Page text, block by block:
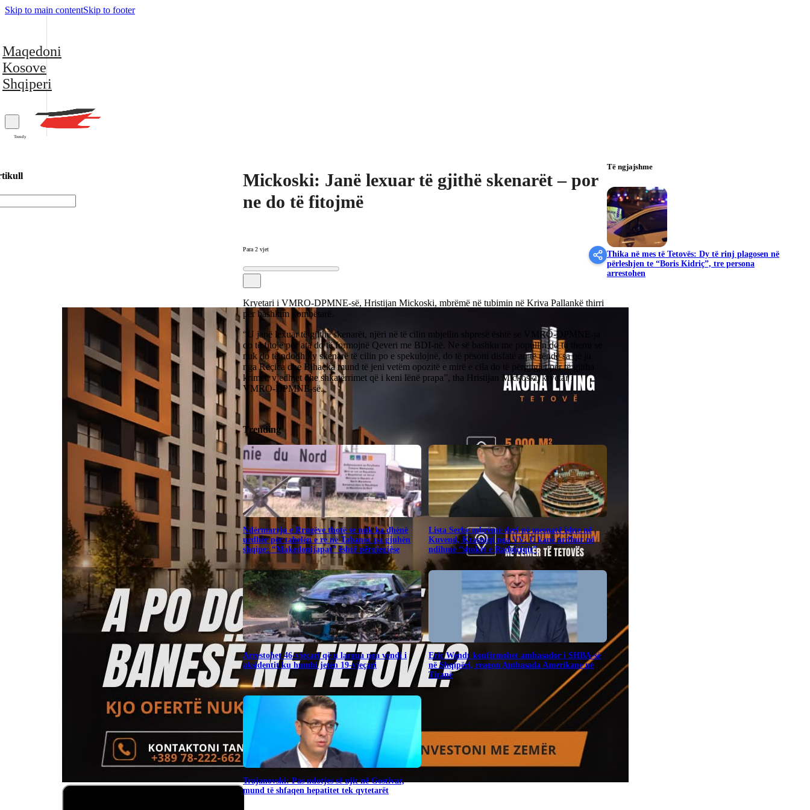
Skip to main contentSkip to footer
Maqedoni
Kosove
Shqiperi
Trendy
Mickoski: Janë lexuar të gjithë skenarët – por
ne do të fitojmë
Para 2 vjet
Kryetari i VMRO-DPMNE-së, Hristijan Mickoski, mbrëmë në tubimin në Kriva Pallankë thirri
për bashkim kombëtarë.
“U janë lexuar të gjithë skenarët, njëri në të cilin mbjellin shpresë është se VMRO-DPMNE-ja
do të fitojë por ata do të formojnë Qeveri me BDI-në. Ne së bashku me popullin do tu themi se
nuk do të ndodh ky skenarë të cilin po e spekulojnë, do të pësoni disfatë aq të rëndë sa që ju
nga Reçica dhe Bihaçka mund të jeni vetëm opozitë e mirë e cila do të përgjigjet për të gjitha
krimet, vjedhjet dhe shkatërrimet që i keni lënë prapa”, tha Hristijan Mickoski, kryetar i
VMRO-DPMNE-së.
Trending
Ndërmarrja e Rrugëve thotë se nuk ka dhënë
urdhër për tabelën e re në Tabanoc pa gjuhën
shqipe: “Makedonijapat” është përgjegjëse
​Lista Serbe mbrëmë deri në mesnatë ishte në
Kuvend, Krasniqi nga VV: U kanë ardhur në
ndihmë “shokët e Radoiçiqit”
Arrestohet 46-vjeçari që u largua nga vendi i
aksidentit ku humbi jetën 19-vjeçari
Eric Wendt konfirmohet ambasador i SHBA-së
në Shqipëri, reagon Ambasada Amerikane në
Tiranë
Trajanovski: Pas ndotjes së ujit në Gostivar,
mund të shfaqen hepatitet tek qytetarët
Të ngjajshme
Thika në mes të Tetovës: Dy të rinj plagosen në
përleshjen te “Boris Kidriç”, tre persona
arrestohen